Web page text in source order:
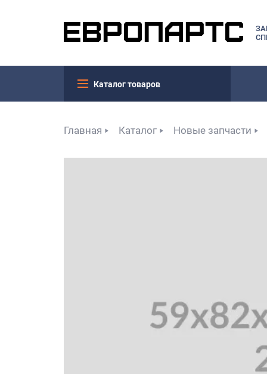
Каталог товаров
Главная Каталог Новые запчасти